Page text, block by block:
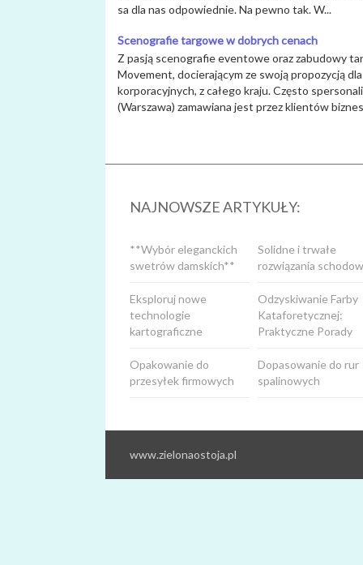
sa dla nas odpowiednie. Na pewno tak. W...
Scenografie targowe w dobrych cenach
Z pasją scenografie eventowe oraz zabudowy
Movement, docierającym ze swoją propozycją
korporacyjnych, z całego kraju. Często
(Warszawa) zamawiana jest przez klientów
NAJNOWSZE ARTYKUŁY:
Solidne i trwałe
rozwiązania
**Wybór eleganckich
swetrów damskich**
Odzyskiwanie Farby
Kataforetycznej:
Praktyczne Porady
Eksploruj nowe
technologie
kartograficzne
Dopasowanie do rur
spalinowych
Opakowanie do
przesyłek firmowych
www.zielonaostoja.pl